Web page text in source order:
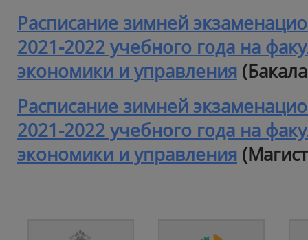
Расписание зимней
2021-2022 учебного года на
экономики и управления
Расписание зимней
2021-2022 учебного года на
экономики и управления